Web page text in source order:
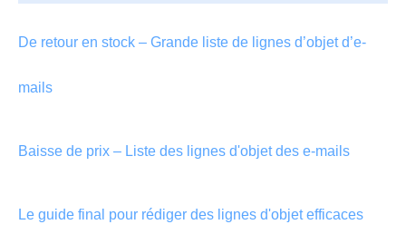
De retour en stock – Grande liste de lignes d’objet d’e-
mails
Baisse de prix – Liste des lignes d'objet des e-mails
Le guide final pour rédiger des lignes d'objet efficaces